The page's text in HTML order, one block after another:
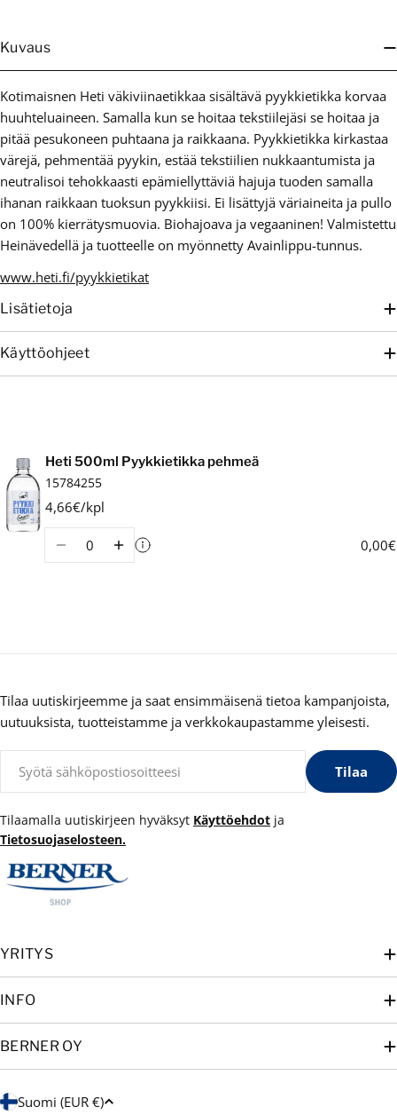
Kuvaus
Kotimaisnen Heti väkiviinaetikkaa sisältävä pyykkietikka korvaa
huuhteluaineen. Samalla kun se hoitaa tekstiilejäsi se hoitaa ja
pitää pesukoneen puhtaana ja raikkaana. Pyykkietikka kirkastaa
värejä, pehmentää pyykin, estää tekstiilien nukkaantumista ja
neutralisoi tehokkaasti epämiellyttäviä hajuja tuoden samalla
ihanan raikkaan tuoksun pyykkiisi. Ei lisättyjä väriaineita ja pullo
on 100% kierrätysmuovia. Biohajoava ja vegaaninen! Valmistettu
Heinävedellä ja tuotteelle on myönnetty Avainlippu-tunnus.
www.heti.fi/pyykkietikat
Lisätietoja
Käyttöohjeet
OstoskoriHeti 500ml Pyykkietikka pehmeä
15784255
4,66€/kpl
0,00€
YRITYS
INFO
BERNER OY
Tilaa uutiskirjeemme ja saat ensimmäisenä tietoa kampanjoista,
uutuuksista, tuotteistamme ja verkkokaupastamme yleisesti.
Tilaa
Tilaamalla uutiskirjeen hyväksyt Käyttöehdot ja
Tietosuojaselosteen.
M
Suomi (EUR €)